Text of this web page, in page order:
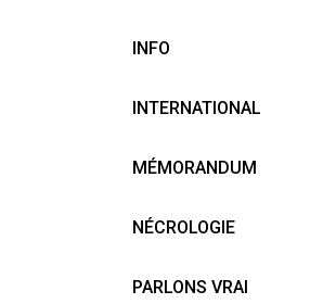
INFO
INTERNATIONAL
MÉMORANDUM
NÉCROLOGIE
PARLONS VRAI